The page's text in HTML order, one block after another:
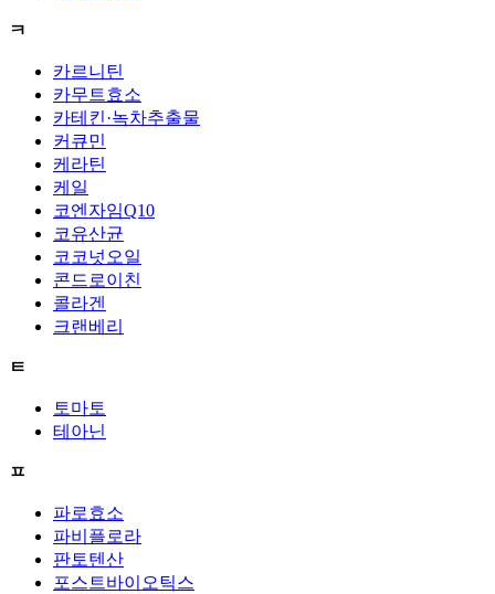
ㅋ
카르니틴
카무트효소
카테킨·녹차추출물
커큐민
케라틴
케일
코엔자임Q10
코유산균
코코넛오일
콘드로이친
콜라겐
크랜베리
ㅌ
토마토
테아닌
ㅍ
파로효소
파비플로라
판토텐산
포스트바이오틱스